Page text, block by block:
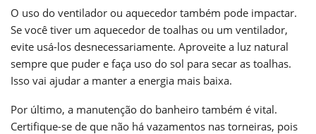
O uso do ventilador ou aquecedor também pode impactar.
Se você tiver um aquecedor de toalhas ou um ventilador,
evite usá-los desnecessariamente. Aproveite a luz natural
sempre que puder e faça uso do sol para secar as toalhas.
Isso vai ajudar a manter a energia mais baixa.
Por último, a manutenção do banheiro também é vital.
Certifique-se de que não há vazamentos nas torneiras, pois